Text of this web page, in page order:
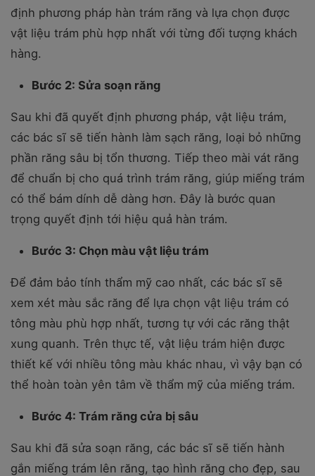
định phương pháp hàn trám răng và lựa chọn được
vật liệu trám phù hợp nhất với từng đối tượng khách
hàng.
Bước 2: Sửa soạn răng
Sau khi đã quyết định phương pháp, vật liệu trám,
các bác sĩ sẽ tiến hành làm sạch răng, loại bỏ những
phần răng sâu bị tổn thương. Tiếp theo mài vát răng
để chuẩn bị cho quá trình trám răng, giúp miếng trám
có thể bám dính dễ dàng hơn. Đây là bước quan
trọng quyết định tới hiệu quả hàn trám.
Bước 3: Chọn màu vật liệu trám
Để đảm bảo tính thẩm mỹ cao nhất, các bác sĩ sẽ
xem xét màu sắc răng để lựa chọn vật liệu trám có
tông màu phù hợp nhất, tương tự với các răng thật
xung quanh. Trên thực tế, vật liệu trám hiện được
thiết kế với nhiều tông màu khác nhau, vì vậy bạn có
thể hoàn toàn yên tâm về thẩm mỹ của miếng trám.
Bước 4: Trám răng cửa bị sâu
Sau khi đã sửa soạn răng, các bác sĩ sẽ tiến hành
gắn miếng trám lên răng, tạo hình răng cho đẹp, sau